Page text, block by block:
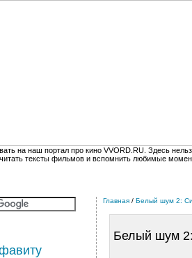
на наш портал про кино VVORD.RU. Здесь
тексты фильмов и вспомнить любимые
Главная / Белый шум 2:
Белый шум